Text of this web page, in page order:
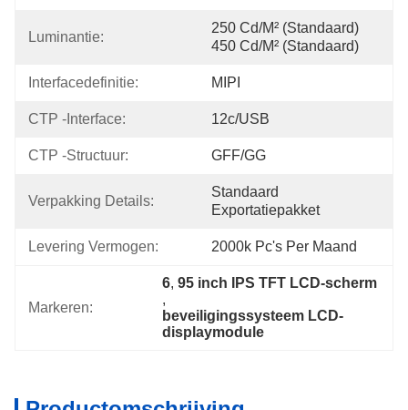
Luminantie:
250 Cd/m² (standaard)
450 Cd/m² (standaard)
Interfacedefinitie: MIPI
CTP -interface: 12c/USB
CTP -structuur: GFF/GG
Verpakking Details:
Standaard
Exportatiepakket
Levering Vermogen: 2000k Pc's Per Maand
Markeren:
6, 95 inch IPS TFT LCD-scherm
,
beveiligingssysteem LCD-
displaymodule